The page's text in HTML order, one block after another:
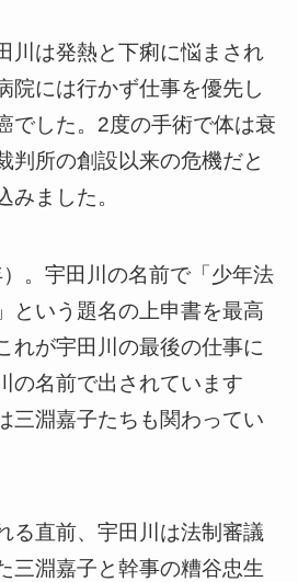
川は発熱と下痢に悩まされ
院には行かず仕事を優先し
でした。2度の手術で体は衰
判所の創設以来の危機だと
みました。
。宇田川の名前で「少年法
という題名の上申書を最高
れが宇田川の最後の仕事に
の名前で出されています
三淵嘉子たちも関わってい
る直前、宇田川は法制審議
三淵嘉子と幹事の糟谷忠生